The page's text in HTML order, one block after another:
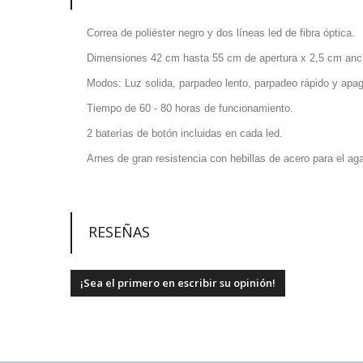
Correa de poliéster negro y dos líneas led de fibra óptica.
Dimensiones 42 cm hasta 55 cm de apertura x 2,5 cm
Modos: Luz solida, parpadeo lento, parpadeo rápido y
Tiempo de 60 - 80 horas de funcionamiento.
2 baterías de botón incluidas en cada led.
Arnes de gran resistencia con hebillas de acero para el
RESEÑAS
¡Sea el primero en escribir su opinión!